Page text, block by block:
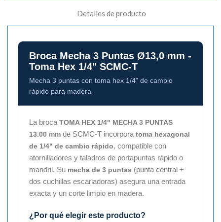
Detalles de producto
Broca Mecha 3 Puntas Ø13,0 mm -
Toma Hex 1/4" SCMC-T
Mecha 3 puntas con toma hex 1/4" de cambio
rápido para madera
La broca TOMA HEX 1/4" MECHA 3 PUNTAS
13.00 mm de SCMC-T incorpora toma hexagonal
de 1/4" de cambio rápido, compatible con
atornilladores y taladros de portapuntas rápido o
mandril. Su mecha de 3 puntas (punta central +
dos cuchillas escariadoras) asegura una entrada
exacta y un corte limpio en madera.
¿Por qué elegir este producto?